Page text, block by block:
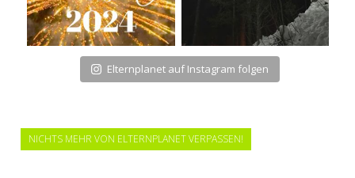
Elternplanet auf Instagram folgen
NICHTS MEHR VON ELTERNPLANET VERPASSEN!